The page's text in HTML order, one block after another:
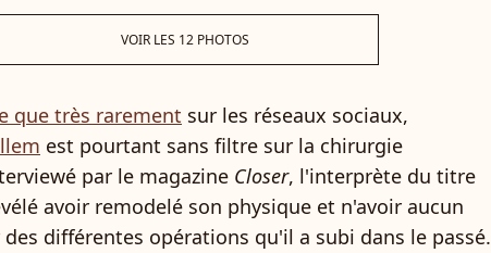
VOIR LES 12 PHOTOS
que très rarement sur les réseaux sociaux,
est pourtant sans filtre sur la chirurgie
par le magazine Closer, l'interprète du titre
avoir remodelé son physique et n'avoir aucun
différentes opérations qu'il a subi dans le passé.